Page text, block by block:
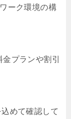
ーク環境の構
プランや割引
めて確認して